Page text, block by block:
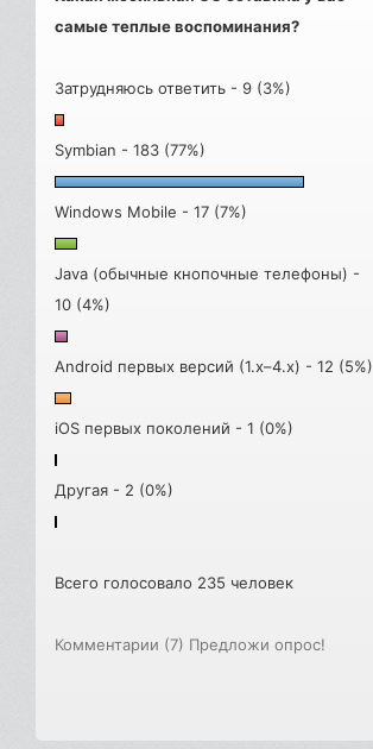
самые теплые воспоминания?
Затрудняюсь ответить - 9 (3%)
Symbian - 183 (77%)
Windows Mobile - 17 (7%)
Java (обычные кнопочные телефоны) -
10 (4%)
Android первых версий (1.x–4.x) - 12 (5%)
iOS первых поколений - 1 (0%)
Другая - 2 (0%)
Всего голосовало 235 человек
Комментарии (7) Предложи опрос!